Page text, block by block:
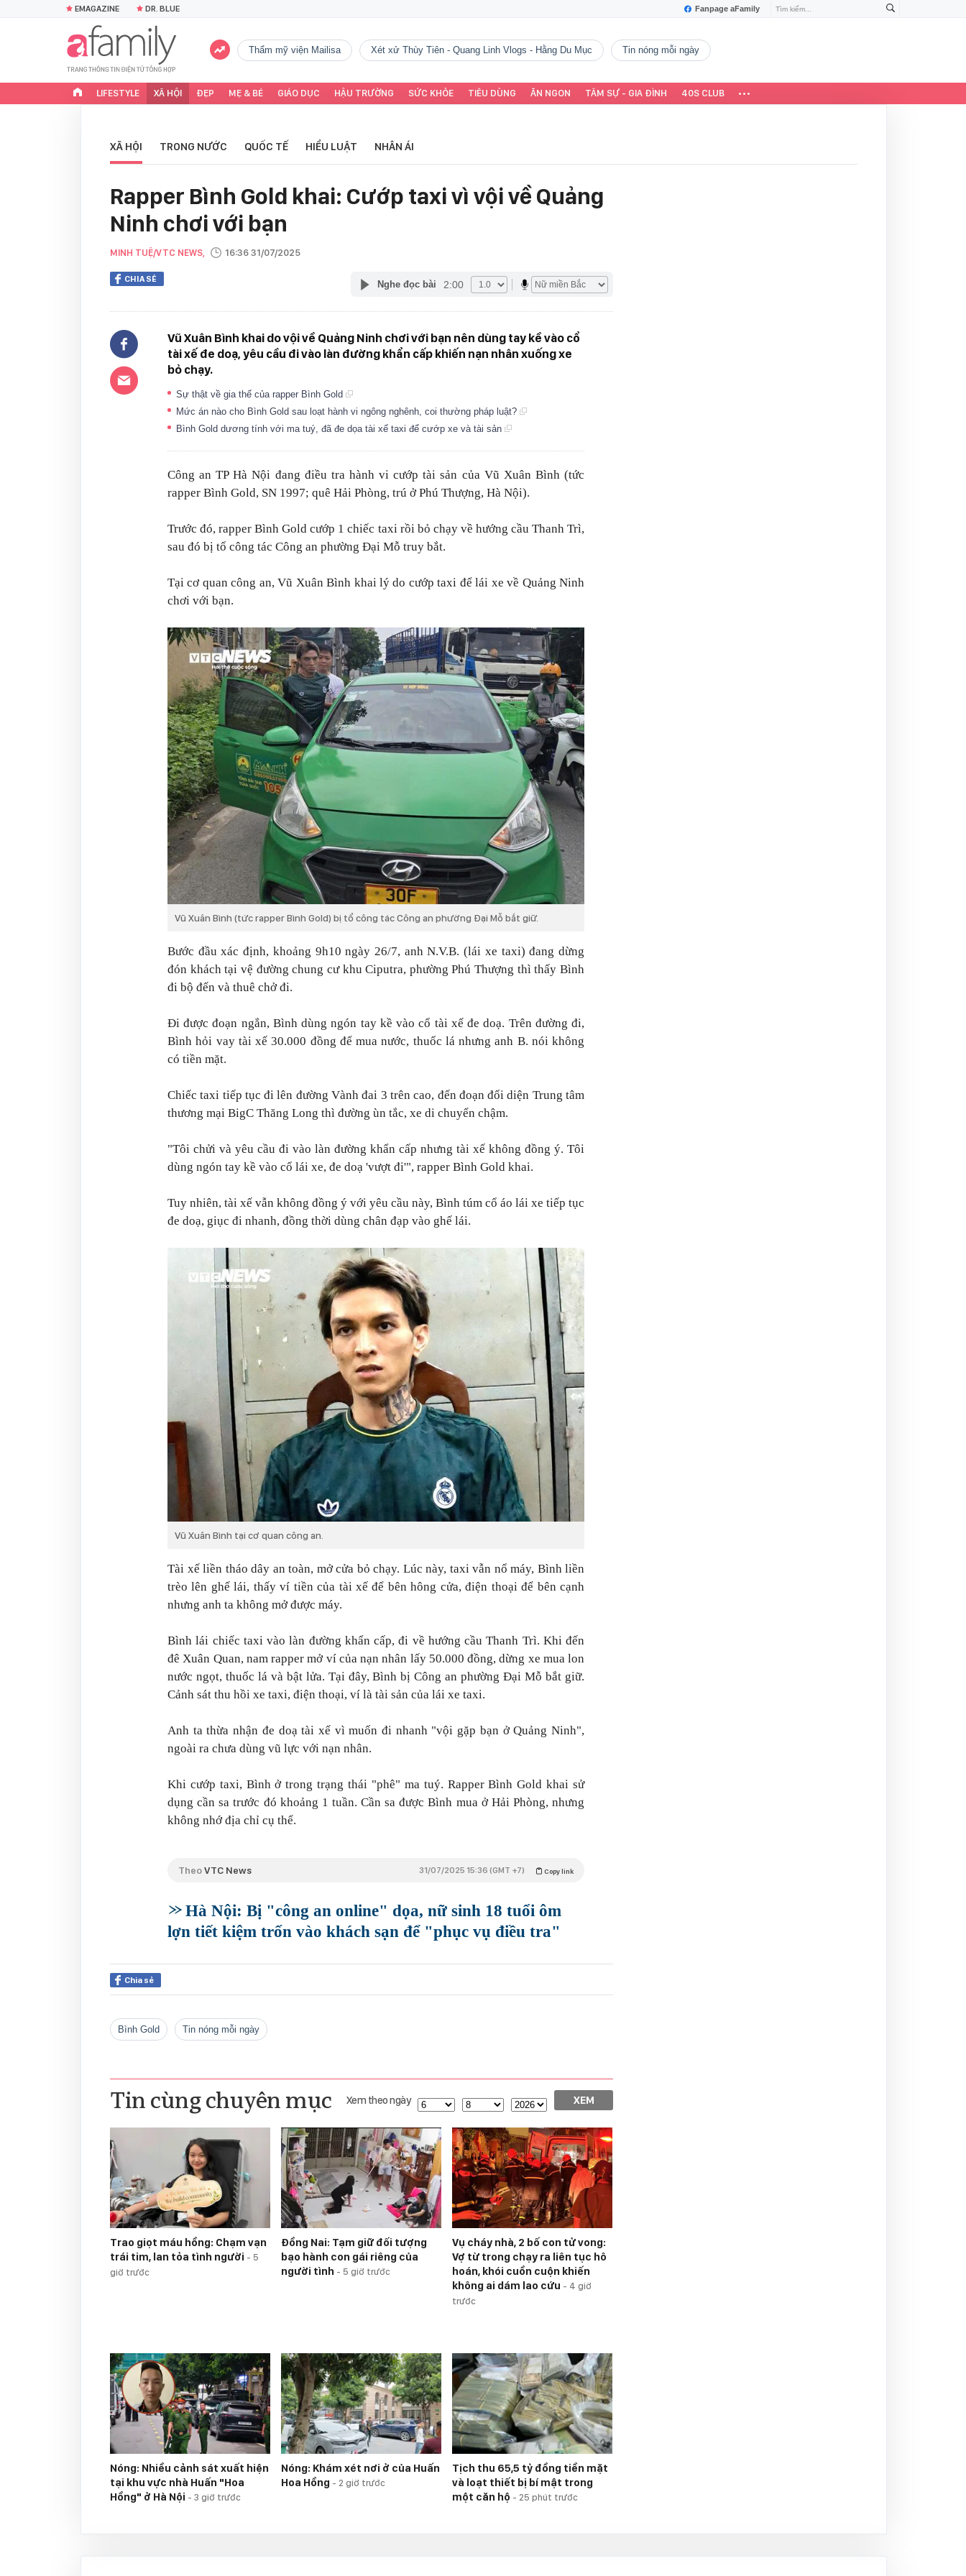
Fanpage aFamily
EMAGAZINE DR. BLUE
Thẩm mỹ viện Mailisa Xét xử Thùy Tiên - Quang Linh Vlogs - Hằng Du Mục tin nóng mỗi ngày
LIFESTYLE XÃ HỘI ĐẸP MẸ & BÉ GIÁO DỤC HẬU TRƯỜNG SỨC KHỎE TIÊU DÙNG ĂN NGON TÂM SỰ - GIA ĐÌNH 40S CLUB
XÃ HỘI TRONG NƯỚC QUỐC TẾ HIỂU LUẬT NHÂN ÁI
Rapper Bình Gold khai: Cướp taxi vì vội về Quảng
Ninh chơi với bạn
MINH TUỆ/VTC NEWS, 16:36 31/07/2025
CHIA SẺ Nghe đọc bài 2:00
Vũ Xuân Bình khai do vội về Quảng Ninh chơi với bạn nên dùng tay kề vào cổ
tài xế đe doạ, yêu cầu đi vào làn đường khẩn cấp khiến nạn nhân xuống xe
bỏ chạy.
Sự thật về gia thế của rapper Bình Gold
Mức án nào cho Bình Gold sau loạt hành vi ngông nghênh, coi thường pháp luật?
Bình Gold dương tính với ma tuý, đã đe dọa tài xế taxi để cướp xe và tài sản
Công an TP Hà Nội đang điều tra hành vi cướp tài sản của Vũ Xuân Bình (tức
rapper Bình Gold, SN 1997; quê Hải Phòng, trú ở Phú Thượng, Hà Nội).
Trước đó, rapper Bình Gold cướp 1 chiếc taxi rồi bỏ chạy về hướng cầu Thanh Trì,
sau đó bị tổ công tác Công an phường Đại Mỗ truy bắt.
Tại cơ quan công an, Vũ Xuân Bình khai lý do cướp taxi để lái xe về Quảng Ninh
chơi với bạn.
Vũ Xuân Bình (tức rapper Bình Gold) bị tổ công tác Công an phường Đại Mỗ bắt giữ.
Bước đầu xác định, khoảng 9h10 ngày 26/7, anh N.V.B. (lái xe taxi) đang dừng
đón khách tại vệ đường chung cư khu Ciputra, phường Phú Thượng thì thấy Bình
đi bộ đến và thuê chở đi.
Đi được đoạn ngắn, Bình dùng ngón tay kề vào cổ tài xế đe doạ. Trên đường đi,
Bình hỏi vay tài xế 30.000 đồng để mua nước, thuốc lá nhưng anh B. nói không
có tiền mặt.
Chiếc taxi tiếp tục đi lên đường Vành đai 3 trên cao, đến đoạn đối diện Trung tâm
thương mại BigC Thăng Long thì đường ùn tắc, xe di chuyển chậm.
"Tôi chửi và yêu cầu đi vào làn đường khẩn cấp nhưng tài xế không đồng ý. Tôi
dùng ngón tay kề vào cổ lái xe, đe doạ 'vượt đi'", rapper Bình Gold khai.
Tuy nhiên, tài xế vẫn không đồng ý với yêu cầu này, Bình túm cổ áo lái xe tiếp tục
đe doạ, giục đi nhanh, đồng thời dùng chân đạp vào ghế lái.
Vũ Xuân Bình tại cơ quan công an.
Tài xế liền tháo dây an toàn, mở cửa bỏ chạy. Lúc này, taxi vẫn nổ máy, Bình liền
trèo lên ghế lái, thấy ví tiền của tài xế để bên hông cửa, điện thoại để bên cạnh
nhưng anh ta không mở được máy.
Bình lái chiếc taxi vào làn đường khẩn cấp, đi về hướng cầu Thanh Trì. Khi đến
đê Xuân Quan, nam rapper mở ví của nạn nhân lấy 50.000 đồng, dừng xe mua lon
nước ngọt, thuốc lá và bật lửa. Tại đây, Bình bị Công an phường Đại Mỗ bắt giữ.
Cảnh sát thu hồi xe taxi, điện thoại, ví là tài sản của lái xe taxi.‎
Anh ta thừa nhận đe doạ tài xế vì muốn đi nhanh "vội gặp bạn ở Quảng Ninh",
ngoài ra chưa dùng vũ lực với nạn nhân.
Khi cướp taxi, Bình ở trong trạng thái "phê" ma tuý. Rapper Bình Gold khai sử
dụng cần sa trước đó khoảng 1 tuần. Cần sa được Bình mua ở Hải Phòng, nhưng
không nhớ địa chỉ cụ thể.
TheoVTC News Copy link
31/07/2025 15:36 (GMT +7)
Hà Nội: Bị "công an online" dọa, nữ sinh 18 tuổi ôm
lợn tiết kiệm trốn vào khách sạn để "phục vụ điều tra"
Chia sẻ
Bình Gold tin nóng mỗi ngày
Tin cùng chuyên mục Xem theo ngày XEM
Trao giọt máu hồng: Chạm vạn
trái tim, lan tỏa tình người - 5
giờ trước
Đồng Nai: Tạm giữ đối tượng
bạo hành con gái riêng của
người tình - 5 giờ trước
Vụ cháy nhà, 2 bố con tử vong:
Vợ từ trong chạy ra liên tục hô
hoán, khói cuồn cuộn khiến
không ai dám lao cứu - 4 giờ
trước
Nóng: Nhiều cảnh sát xuất hiện
tại khu vực nhà Huấn "Hoa
Hồng" ở Hà Nội - 3 giờ trước
Nóng: Khám xét nơi ở của Huấn
Hoa Hồng - 2 giờ trước
Tịch thu 65,5 tỷ đồng tiền mặt
và loạt thiết bị bí mật trong
một căn hộ - 25 phút trước